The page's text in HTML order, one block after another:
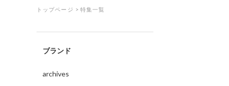
トップページ > 特集一覧
ブランド
archives